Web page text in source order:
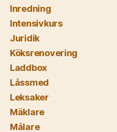
Inredning
Intensivkurs
Juridik
Köksrenovering
Laddbox
Låssmed
Leksaker
Mäklare
Målare